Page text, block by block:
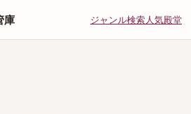
庫 ジャンル検索人気殿堂